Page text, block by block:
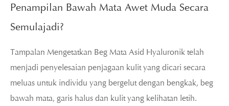
Penampilan Bawah Mata Awet Muda Secara
Semulajadi?
Tampalan Mengetatkan Beg Mata Asid Hyaluronik telah
menjadi penyelesaian penjagaan kulit yang dicari secara
meluas untuk individu yang bergelut dengan bengkak, beg
bawah mata, garis halus dan kulit yang kelihatan letih.